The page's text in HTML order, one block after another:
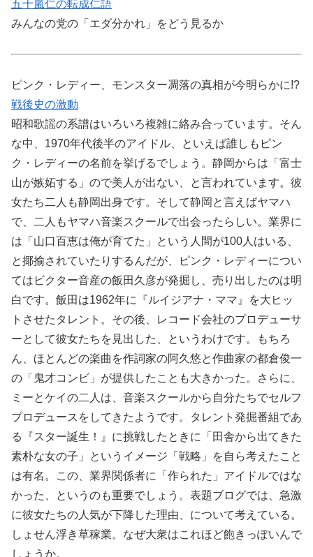
五十嵐仁の転成仁語
みんなの党の「エダ分かれ」をどう見るか
ピンク・レディー、モンスター凋落の真相が今明らかに!?
戦後史の激動
昭和歌謡の系譜はいろいろ複雑に絡み合っています。そん
な中、1970年代後半のアイドル、といえば誰しもピン
ク・レディーの名前を挙げるでしょう。静岡からは「富士
山が嫉妬する」ので美人が出ない、と言われています。彼
女たち二人も静岡出身です。そして静岡と言えばヤマハ
で、二人もヤマハ音楽スクールで出会ったらしい。業界に
は「山口百恵は俺が育てた」という人間が100人はいる、
と揶揄されていたりするんだが、ピンク・レディーについ
てはビクター音産の飯田久彦が発掘し、売り出したのは明
白です。飯田は1962年に『ルイジアナ・ママ』を大ヒッ
トさせたタレント。その後、レコード会社のプロデューサ
ーとして彼女たちを見出した、というわけです。もちろ
ん、ほとんどの楽曲を作詞家の阿久悠と作曲家の都倉俊一
の「鬼才コンビ」が提供したことも大きかった。さらに、
ミーとケイの二人は、音楽スクールから自分たちでセルフ
プロデュースをしてきたようです。タレント発掘番組であ
る『スター誕生！』に挑戦したときに「田舎から出てきた
素朴な女の子」というイメージ「戦略」を自ら考えたこと
は有名。この、業界関係者に「作られた」アイドルではな
かった、というのも重要でしょう。表題ブログでは、急激
に彼女たちの人気が下降した理由、について考えている。
しょせん浮き草稼業。なぜ大衆はこれほど飽きっぽいんで
しょうか。